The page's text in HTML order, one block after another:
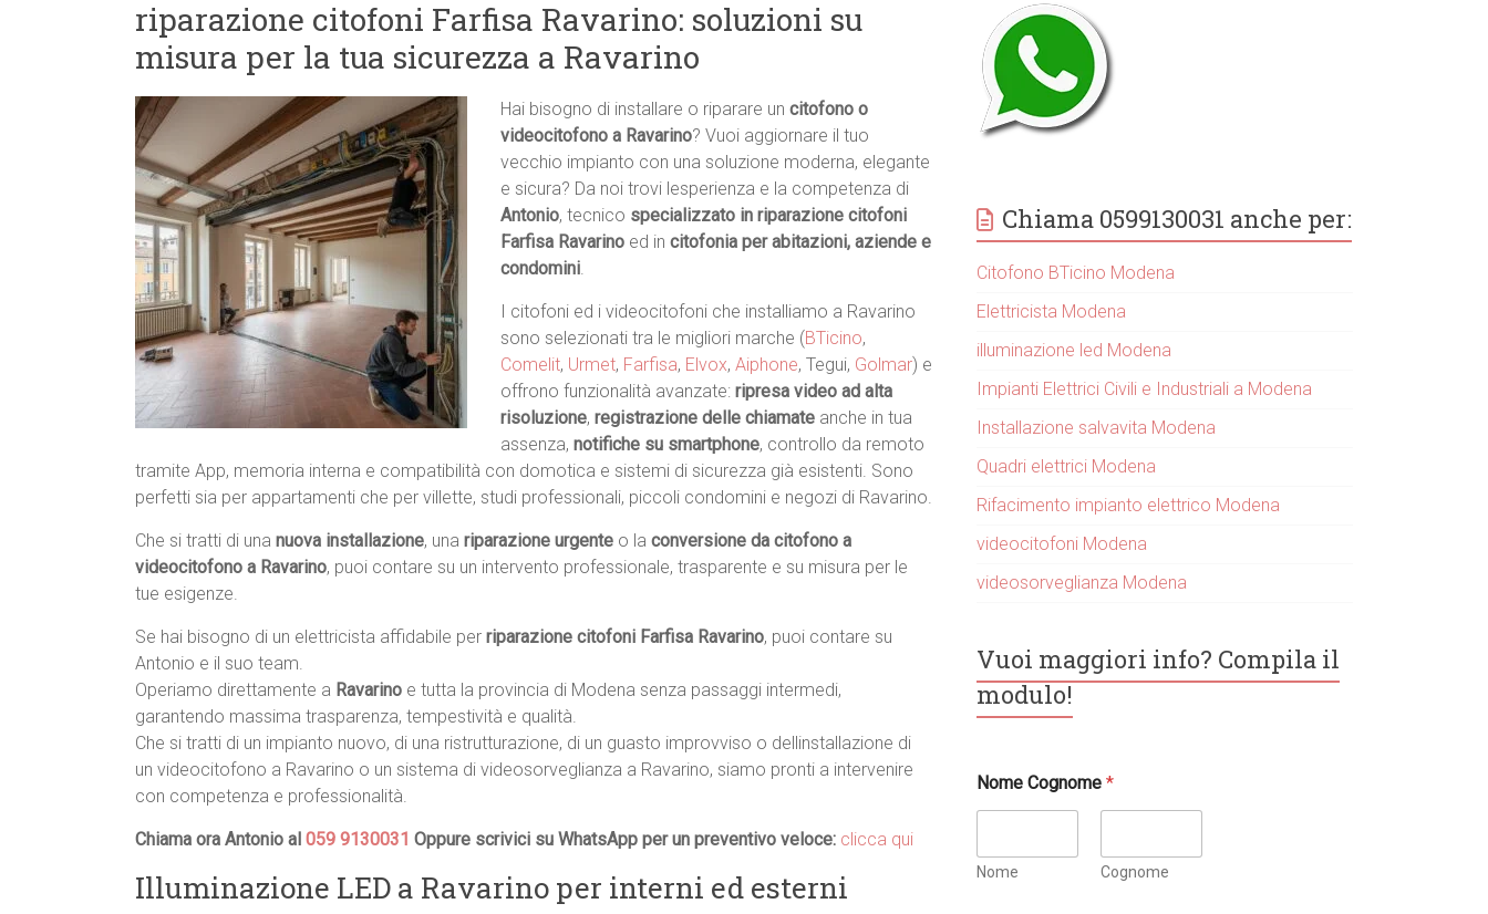
riparazione citofoni Farfisa Ravarino: soluzioni su
misura per la tua sicurezza a Ravarino
Hai bisogno di installare o riparare un citofono o
videocitofono a Ravarino? Vuoi aggiornare il tuo
vecchio impianto con una soluzione moderna, elegante
e sicura? Da noi trovi lesperienza e la competenza di
Antonio, tecnico specializzato in riparazione citofoni
Farfisa Ravarino ed in citofonia per abitazioni, aziende e
condomini.
I citofoni ed i videocitofoni che installiamo a Ravarino
sono selezionati tra le migliori marche (BTicino,
Comelit, Urmet, Farfisa, Elvox, Aiphone, Tegui, Golmar) e
offrono funzionalità avanzate: ripresa video ad alta
risoluzione, registrazione delle chiamate anche in tua
assenza, notifiche su smartphone, controllo da remoto
tramite App, memoria interna e compatibilità con domotica e sistemi di sicurezza già esistenti. Sono
perfetti sia per appartamenti che per villette, studi professionali, piccoli condomini e negozi di Ravarino.
Che si tratti di una nuova installazione, una riparazione urgente o la conversione da citofono a
videocitofono a Ravarino, puoi contare su un intervento professionale, trasparente e su misura per le
tue esigenze.
Se hai bisogno di un elettricista affidabile per riparazione citofoni Farfisa Ravarino, puoi contare su
Antonio e il suo team.
Operiamo direttamente a Ravarino e tutta la provincia di Modena senza passaggi intermedi,
garantendo massima trasparenza, tempestività e qualità.
Che si tratti di un impianto nuovo, di una ristrutturazione, di un guasto improvviso o dellinstallazione di
un videocitofono a Ravarino o un sistema di videosorveglianza a Ravarino, siamo pronti a intervenire
con competenza e professionalità.
Chiama ora Antonio al 059 9130031 Oppure scrivici su WhatsApp per un preventivo veloce: clicca qui
Illuminazione LED a Ravarino per interni ed esterni
Chiama 0599130031 anche per:
Citofono BTicino Modena
Elettricista Modena
illuminazione led Modena
Impianti Elettrici Civili e Industriali a Modena
Installazione salvavita Modena
Quadri elettrici Modena
Rifacimento impianto elettrico Modena
videocitofoni Modena
videosorveglianza Modena
Vuoi maggiori info? Compila il
modulo!
Nome Cognome*
Nome Cognome